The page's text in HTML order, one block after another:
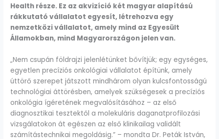
Health része. Ez az akvizíció két magyar alapítású
rákkutató vállalatot egyesít, létrehozva egy
nemzetközi vállalatot, amely mind az Egyesült
Államokban, mind Magyarországon jelen van.
„Nem csupán földrajzi jelenlétünket bővítjük; egy egységes,
egyetlen precíziós onkológiai vállalatot építünk, amely
úttörő szerepet játszott mindhárom olyan kulcsfontosságú
technológiai áttörésben, amelyek szükségesek a precíziós
onkológia ígéretének megvalósításához – az első
diagnosztikai tesztektől a molekuláris daganatprofilozási
vizsgálatokon át egészen az első klinikailag validált
számítástechnikai megoldásig.” – mondta Dr. Peták István,